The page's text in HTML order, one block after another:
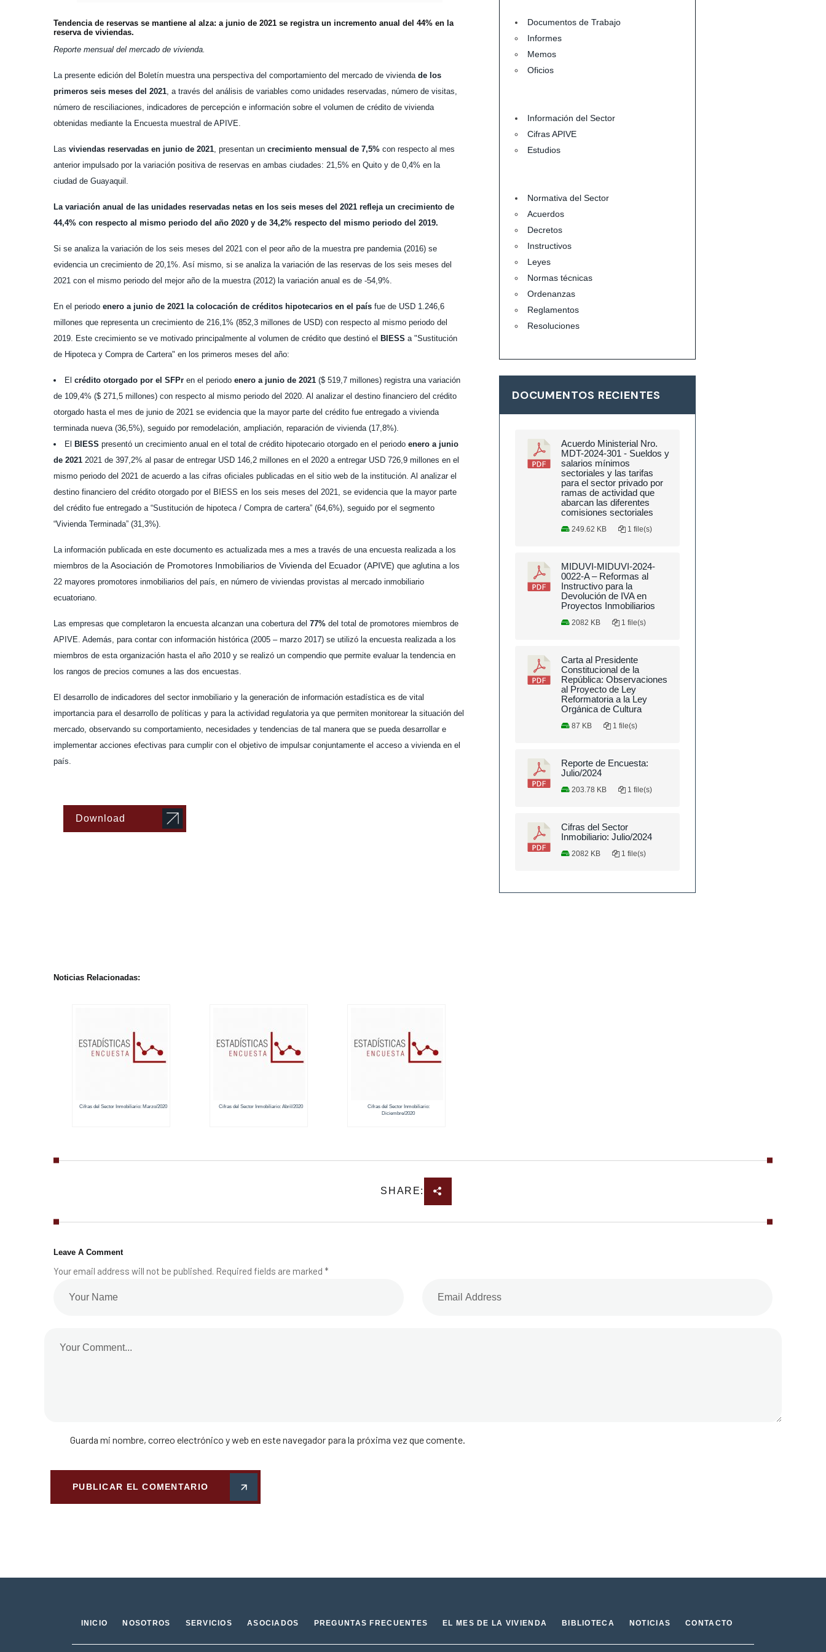
Tendencia de reservas se mantiene al alza: a junio de 2021 se registra un incremento anual del 44% en la
reserva de viviendas.
Reporte mensual del mercado de vivienda.
La presente edición del Boletín muestra una perspectiva del comportamiento del mercado de vivienda de los
primeros seis meses del 2021 , a través del análisis de variables como unidades reservadas, número de visitas,
número de resciliaciones, indicadores de percepción e información sobre el volumen de crédito de vivienda
obtenidas mediante la Encuesta muestral de APIVE.
Las viviendas reservadas en junio de 2021 , presentan un crecimiento mensual de 7,5% con respecto al mes
anterior impulsado por la variación positiva de reservas en ambas ciudades: 21,5% en Quito y de 0,4% en la
ciudad de Guayaquil.
La variación anual de las unidades reservadas netas en los seis meses del 2021 refleja un crecimiento de
44,4% con respecto al mismo periodo del año 2020 y de 34,2% respecto del mismo periodo del 2019.
Si se analiza la variación de los seis meses del 2021 con el peor año de la muestra pre pandemia (2016) se
evidencia un crecimiento de 20,1%. Así mismo, si se analiza la variación de las reservas de los seis meses del
2021 con el mismo periodo del mejor año de la muestra (2012) la variación anual es de -54,9%.
En el periodo enero a junio de 2021 la colocación de créditos hipotecarios en el país fue de USD 1.246,6
millones que representa un crecimiento de 216,1% (852,3 millones de USD) con respecto al mismo periodo del
2019. Este crecimiento se ve motivado principalmente al volumen de crédito que destinó el BIESS a "Sustitución
de Hipoteca y Compra de Cartera" en los primeros meses del año:
El crédito otorgado por el SFPr en el periodo enero a junio de 2021 ($ 519,7 millones) registra una variación
de 109,4% ($ 271,5 millones) con respecto al mismo periodo del 2020. Al analizar el destino financiero del crédito
otorgado hasta el mes de junio de 2021 se evidencia que la mayor parte del crédito fue entregado a vivienda
terminada nueva (36,5%), seguido por remodelación, ampliación, reparación de vivienda (17,8%).
El BIESS presentó un crecimiento anual en el total de crédito hipotecario otorgado en el periodo enero a junio
de 2021 2021 de 397,2% al pasar de entregar USD 146,2 millones en el 2020 a entregar USD 726,9 millones en el
mismo periodo del 2021 de acuerdo a las cifras oficiales publicadas en el sitio web de la institución. Al analizar el
destino financiero del crédito otorgado por el BIESS en los seis meses del 2021, se evidencia que la mayor parte
del crédito fue entregado a “Sustitución de hipoteca / Compra de cartera” (64,6%), seguido por el segmento
“Vivienda Terminada” (31,3%).
La información publicada en este documento es actualizada mes a mes a través de una encuesta realizada a los
miembros de la Asociación de Promotores Inmobiliarios de Vivienda del Ecuador (APIVE) que aglutina a los
22 mayores promotores inmobiliarios del país, en número de viviendas provistas al mercado inmobiliario
ecuatoriano.
Las empresas que completaron la encuesta alcanzan una cobertura del 77% del total de promotores miembros de
APIVE. Además, para contar con información histórica (2005 – marzo 2017) se utilizó la encuesta realizada a los
miembros de esta organización hasta el año 2010 y se realizó un compendio que permite evaluar la tendencia en
los rangos de precios comunes a las dos encuestas.
El desarrollo de indicadores del sector inmobiliario y la generación de información estadística es de vital
importancia para el desarrollo de políticas y para la actividad regulatoria ya que permiten monitorear la situación del
mercado, observando su comportamiento, necesidades y tendencias de tal manera que se pueda desarrollar e
implementar acciones efectivas para cumplir con el objetivo de impulsar conjuntamente el acceso a vivienda en el
país.
Download
Documentos de Trabajo
Informes
Memos
Oficios
Información del Sector
Cifras APIVE
Estudios
Normativa del Sector
Acuerdos
Decretos
Instructivos
Leyes
Normas técnicas
Ordenanzas
Reglamentos
Resoluciones
DOCUMENTOS RECIENTES
Acuerdo Ministerial Nro.
MDT-2024-301 - Sueldos y
salarios mínimos
sectoriales y las tarifas
para el sector privado por
ramas de actividad que
abarcan las diferentes
comisiones sectoriales
249.62 KB 1 file(s)
MIDUVI-MIDUVI-2024-
0022-A – Reformas al
Instructivo para la
Devolución de IVA en
Proyectos Inmobiliarios
2082 KB 1 file(s)
Carta al Presidente
Constitucional de la
República: Observaciones
al Proyecto de Ley
Reformatoria a la Ley
Orgánica de Cultura
87 KB 1 file(s)
Reporte de Encuesta:
Julio/2024
203.78 KB 1 file(s)
Cifras del Sector
Inmobiliario: Julio/2024
2082 KB 1 file(s)
Noticias Relacionadas:
Cifras del Sector Inmobiliario: Marzo/2020 Cifras del Sector Inmobiliario: Abril/2020
Cifras del Sector Inmobiliario:
Diciembre/2020
SHARE:
Leave A Comment
Your email address will not be published. Required fields are marked *
Guarda mi nombre, correo electrónico y web en este navegador para la próxima vez que comente.
PUBLICAR EL COMENTARIO
INICIO NOSOTROS SERVICIOS ASOCIADOS PREGUNTAS FRECUENTES EL MES DE LA VIVIENDA BIBLIOTECA NOTICIAS CONTACTO